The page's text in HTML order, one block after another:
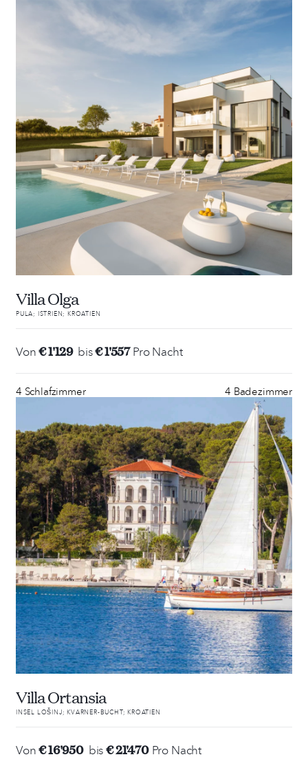
Villa Olga
PULA; ISTRIEN; KROATIEN
Von€ 1'129 bis€ 1'557Pro Nacht
4 Schlafzimmer 4 Badezimmer
Villa Ortansia
INSEL LOŠINJ; KVARNER-BUCHT; KROATIEN
Von€ 16'950 bis€ 21'470Pro Nacht